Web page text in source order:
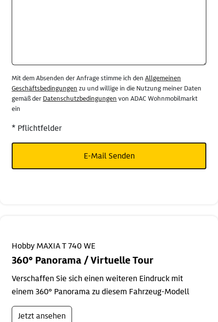
Mit dem Absenden der Anfrage stimme ich den Allgemeinen
Geschäftsbedingungen zu und willige in die Nutzung meiner Daten
gemäß der Datenschutzbedingungen von ADAC Wohnmobilmarkt
ein
* Pflichtfelder
E-Mail Senden
Hobby MAXIA T 740 WE
360° Panorama / Virtuelle Tour
Verschaffen Sie sich einen weiteren Eindruck mit
einem 360° Panorama zu diesem Fahrzeug-Modell
Jetzt ansehen